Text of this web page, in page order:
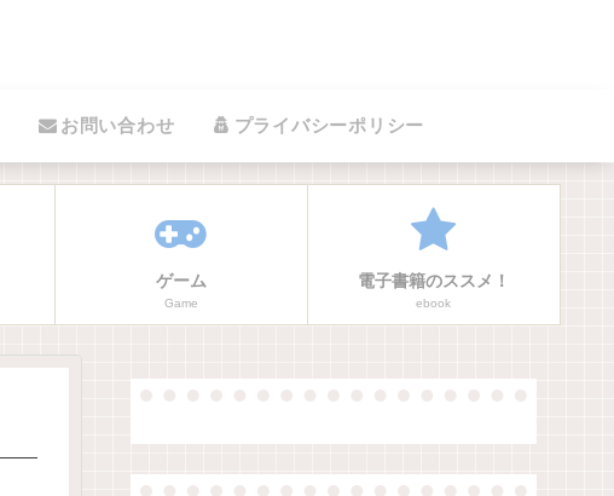
お問い合わせ プライバシーポリシー
ゲーム
Game
電子書籍のススメ！
ebook